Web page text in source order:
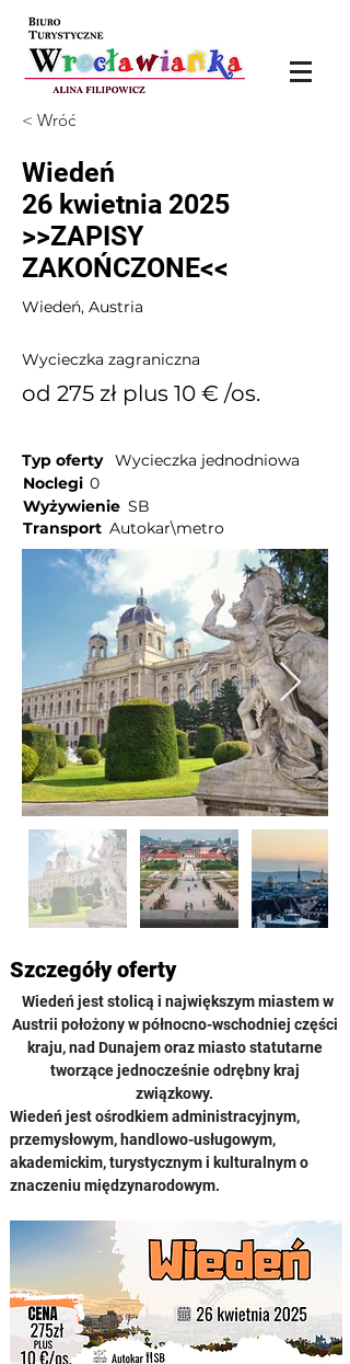
< Wróć
Wiedeń
26 kwietnia 2025
>>ZAPISY
ZAKOŃCZONE<<
Wiedeń, Austria
Wycieczka zagraniczna
od 275 zł plus 10 € /os.
Typ oferty
Wycieczka jednodniowa
Noclegi 0
Wyżywienie SB
Transport Autokar\metro
Szczegóły oferty
Wiedeń jest stolicą i największym miastem w
Austrii położony w północno-wschodniej części
kraju, nad Dunajem oraz miasto statutarne
tworzące jednocześnie odrębny kraj
związkowy.
Wiedeń jest ośrodkiem administracyjnym,
przemysłowym, handlowo-usługowym,
akademickim, turystycznym i kulturalnym o
znaczeniu międzynarodowym.